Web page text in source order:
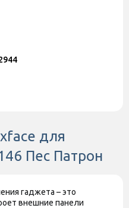
для
Пес Патрон
гаджета – это
внешние панели